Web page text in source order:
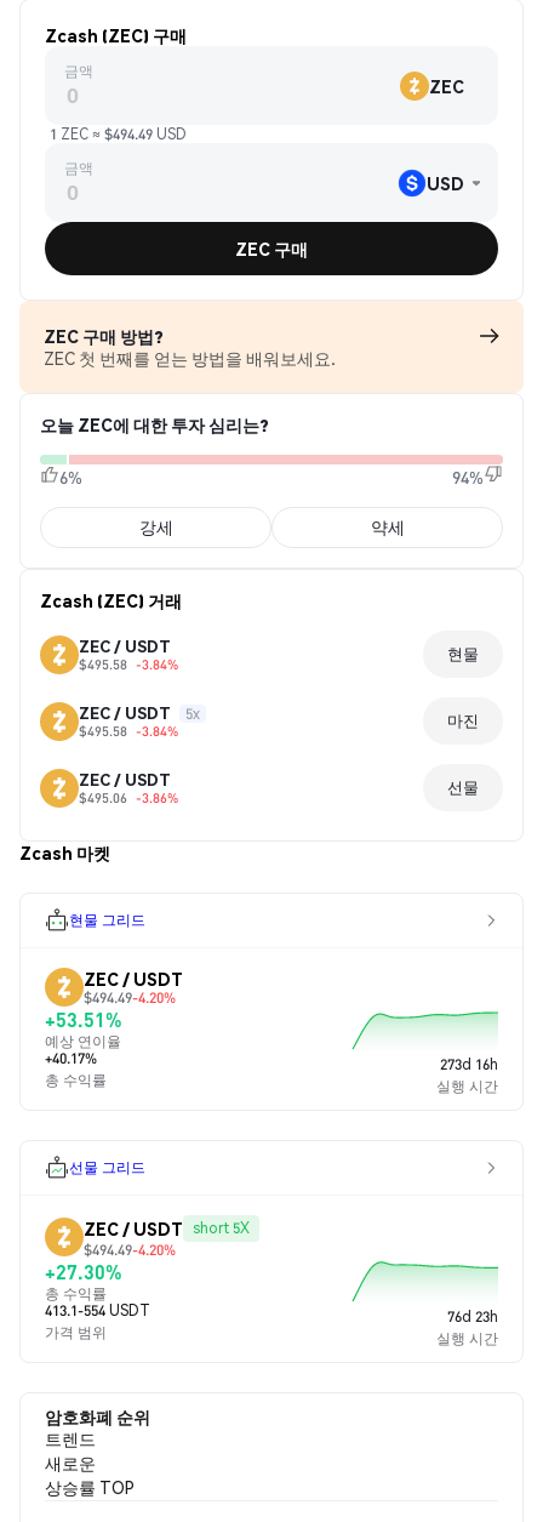
Zcash (ZEC) 구매
금액
ZEC
1 ZEC ≈ $494.49 USD
금액
USD
ZEC 구매
ZEC 구매 방법?
ZEC 첫 번째를 얻는 방법을 배워보세요.
오늘 ZEC에 대한 투자 심리는?
6% 94%
강세 약세
Zcash (ZEC) 거래
ZEC / USDT
$495.58 -3.84%
현물
ZEC / USDT 5x
$495.58 -3.84%
마진
ZEC / USDT
$495.06 -3.86%
선물
Zcash 마켓
현물 그리드
ZEC / USDT
$494.49-4.20%
+53.51%
예상 연이율
+40.17%
총 수익률
273d 16h
실행 시간
선물 그리드
ZEC / USDT short 5X
$494.49-4.20%
+27.30%
총 수익률
413.1-554 USDT
가격 범위
76d 23h
실행 시간
암호화폐 순위
트렌드
새로운
상승률 TOP